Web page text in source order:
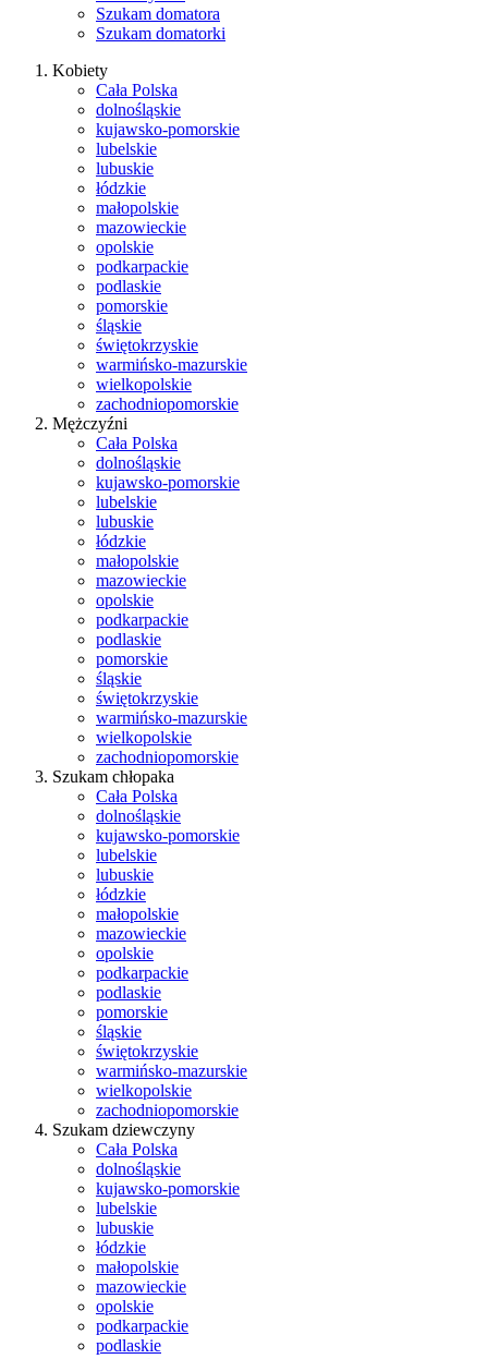
Szukam domatora
Szukam domatorki
Kobiety
Cała Polska
dolnośląskie
kujawsko-pomorskie
lubelskie
lubuskie
łódzkie
małopolskie
mazowieckie
opolskie
podkarpackie
podlaskie
pomorskie
śląskie
świętokrzyskie
warmińsko-mazurskie
wielkopolskie
zachodniopomorskie
Mężczyźni
Cała Polska
dolnośląskie
kujawsko-pomorskie
lubelskie
lubuskie
łódzkie
małopolskie
mazowieckie
opolskie
podkarpackie
podlaskie
pomorskie
śląskie
świętokrzyskie
warmińsko-mazurskie
wielkopolskie
zachodniopomorskie
Szukam chłopaka
Cała Polska
dolnośląskie
kujawsko-pomorskie
lubelskie
lubuskie
łódzkie
małopolskie
mazowieckie
opolskie
podkarpackie
podlaskie
pomorskie
śląskie
świętokrzyskie
warmińsko-mazurskie
wielkopolskie
zachodniopomorskie
Szukam dziewczyny
Cała Polska
dolnośląskie
kujawsko-pomorskie
lubelskie
lubuskie
łódzkie
małopolskie
mazowieckie
opolskie
podkarpackie
podlaskie